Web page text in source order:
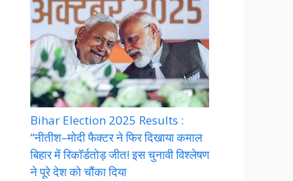
Bihar Election 2025 Results :
“नीतीश–मोदी फैक्टर ने फिर दिखाया कमाल
बिहार में रिकॉर्डतोड़ जीत! इस चुनावी विश्लेषण
ने पूरे देश को चौंका दिया